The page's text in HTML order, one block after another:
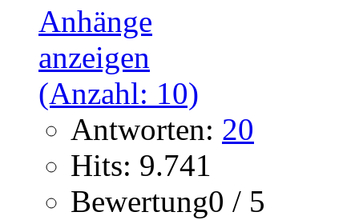
Antworten: 20
Hits: 9.741
Bewertung0 / 5